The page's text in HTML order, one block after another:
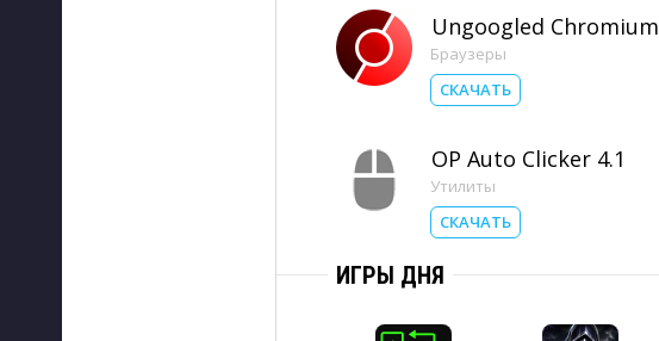
Ungoogled Chromium
Браузеры
СКАЧАТЬ
OP Auto Clicker 4.1
Утилиты
СКАЧАТЬ
ИГРЫ ДНЯ